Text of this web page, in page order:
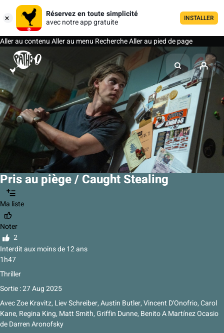
Réservez en toute simplicité
avec notre app gratuite
INSTALLER
Aller au contenuAller au menu RechercheAller au pied de page
Pris au piège / Caught Stealing
Ma liste
Noter
2
Interdit aux moins de 12 ans
1h47
Thriller
Sortie : 27 Aug 2025
AvecZoe Kravitz, Liev Schreiber, Austin Butler, Vincent D'Onofrio, Carol
Kane, Regina King, Matt Smith, Griffin Dunne, Benito A Martínez Ocasio
deDarren Aronofsky